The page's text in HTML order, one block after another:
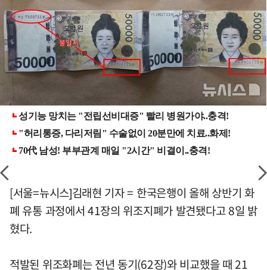
[서울=뉴시스]김래현 기자 = 한국은행이 올해 상반기 화
폐 유통 과정에서 41장의 위조지폐가 발견됐다고 8일 밝
혔다.
적발된 위조화폐는 전년 동기(62장)와 비교했을 때 21